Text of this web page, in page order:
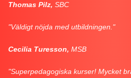
Thomas Pilz, SBC
"Väldigt nöjda med utbildningen."
Cecilia Turesson, MSB
"Superpedagogiska kurser! Mycket